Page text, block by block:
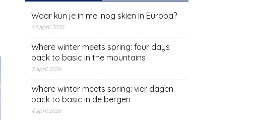
Waar kun je in mei nog skiën in Europa?
13 april 2026
Where winter meets spring: four days
back to basic in the mountains
7 april 2026
Where winter meets spring: vier dagen
back to basic in de bergen
4 april 2026